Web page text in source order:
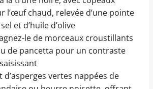
l’œuf chaud, relevée d’une pointe
et d’huile d’olive
le de morceaux croustillants
de pancetta pour un contraste
d’asperges vertes nappées de